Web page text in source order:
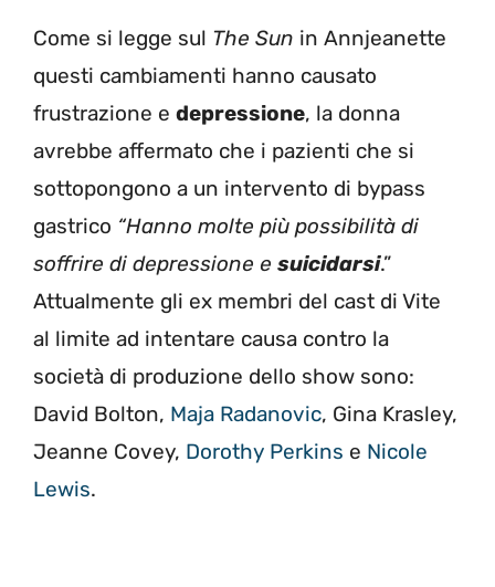
Come si legge sul The Sun in Annjeanette
questi cambiamenti hanno causato
frustrazione e depressione, la donna
avrebbe affermato che i pazienti che si
sottopongono a un intervento di bypass
gastrico “Hanno molte più possibilità di
soffrire di depressione e suicidarsi.”
Attualmente gli ex membri del cast di Vite
al limite ad intentare causa contro la
società di produzione dello show sono:
David Bolton, Maja Radanovic, Gina Krasley,
Jeanne Covey, Dorothy Perkins e Nicole
Lewis.